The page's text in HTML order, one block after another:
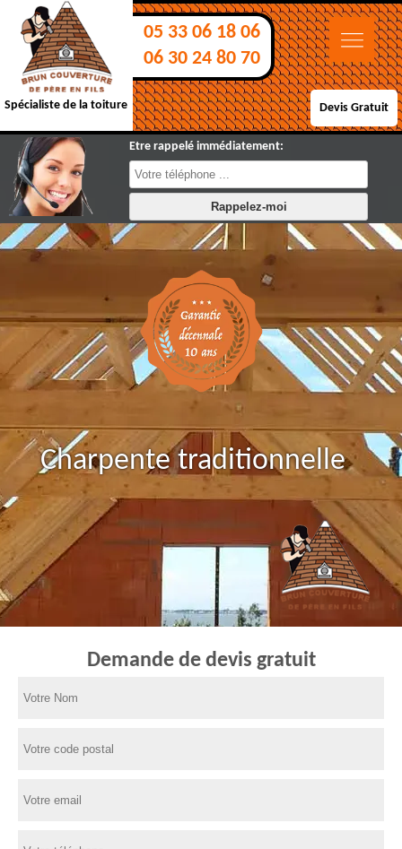
Spécialiste de la toiture
05 33 06 18 06
06 30 24 80 70
Devis Gratuit
Etre rappelé immédiatement:
Charpente traditionnelle
Demande de devis gratuit